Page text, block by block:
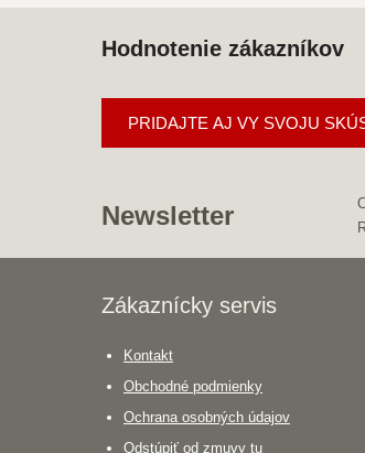
Hodnotenie zákazníkov
PRIDAJTE AJ VY SVOJU
Newsletter
Zákaznícky servis
Kontakt
Obchodné podmienky
Ochrana osobných údajov
Odstúpiť od zmuvy tu